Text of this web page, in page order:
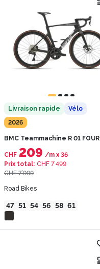
Livraison rapide
Vélo
2026
BMC Teammachine R 01 FOUR
CHF 209 /m x 36
Prix total: CHF 7’499
CHF 7’999
Road Bikes
47 51 54 56 58 61